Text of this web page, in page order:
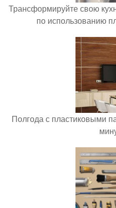
Трансформируйте свою
по использованию
Полгода с пластиковыми